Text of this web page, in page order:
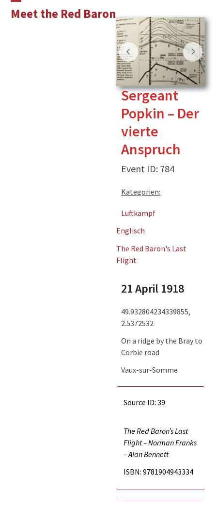
Meet the Red Baron
Open
Close
Sergeant
Popkin – Der
vierte
Anspruch
Event ID: 784
Kategorien:
Luftkampf
Englisch
The Red Baron's Last
Flight
21 April 1918
49.932804234339855,
2.5372532
On a ridge by the Bray to
Corbie road
Vaux-sur-Somme
Source ID: 39
The Red Baron’s Last
Flight – Norman Franks
– Alan Bennett
ISBN: 9781904943334